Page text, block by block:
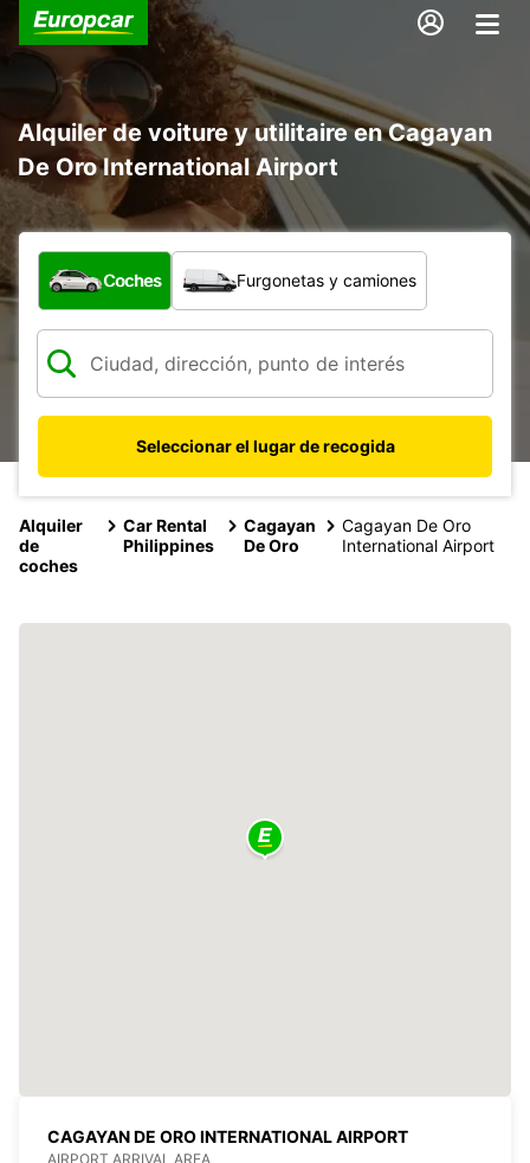
Alquiler de voiture y utilitaire en Cagayan
De Oro International Airport
¿Qué tipo de vehículo?
Coches Furgonetas y camiones
Seleccionar el lugar de recogida
Alquiler
de
coches
Car Rental
Philippines
Cagayan
De Oro
Cagayan De Oro
International Airport
CAGAYAN DE ORO INTERNATIONAL AIRPORT
AIRPORT ARRIVAL AREA